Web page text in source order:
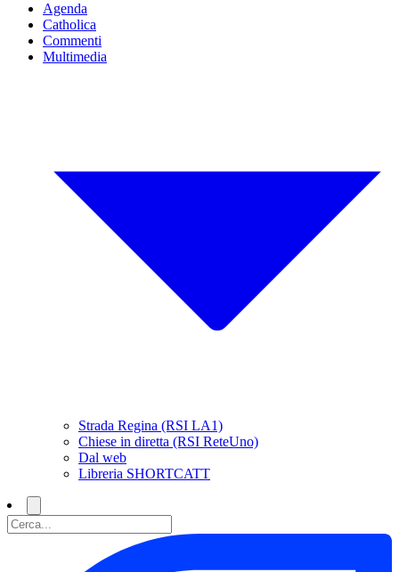
Agenda
Catholica
Commenti
Multimedia
Strada Regina (RSI LA1)
Chiese in diretta (RSI ReteUno)
Dal web
Libreria SHORTCATT